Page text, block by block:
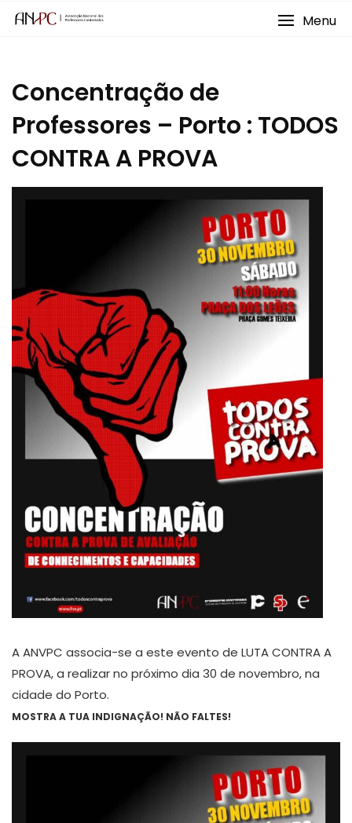
Menu
Concentração de
Professores – Porto : TODOS
CONTRA A PROVA
A ANVPC associa-se a este evento de LUTA CONTRA A
PROVA, a realizar no próximo dia 30 de novembro, na
cidade do Porto.
MOSTRA A TUA INDIGNAÇÃO! NÃO FALTES!